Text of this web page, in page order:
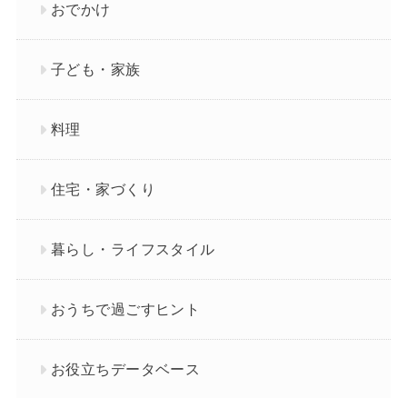
おでかけ
子ども・家族
料理
住宅・家づくり
暮らし・ライフスタイル
おうちで過ごすヒント
お役立ちデータベース